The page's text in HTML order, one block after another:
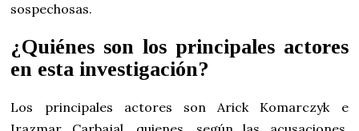
sospechosas.
¿Quiénes son los principales actores
en esta investigación?
Los principales actores son Arick Komarczyk e